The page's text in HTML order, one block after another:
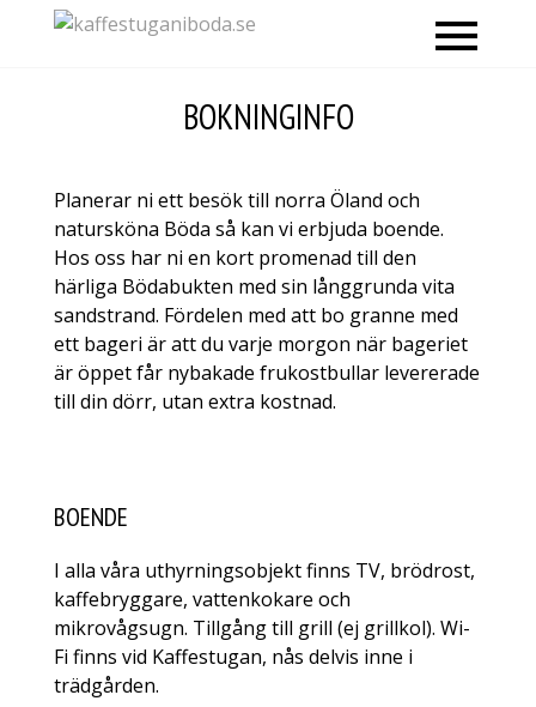
MENY
BOKNINGINFO
Planerar ni ett besök till norra Öland och
natursköna Böda så kan vi erbjuda boende.
Hos oss har ni en kort promenad till den
härliga Bödabukten med sin långgrunda vita
sandstrand. Fördelen med att bo granne med
ett bageri är att du varje morgon när bageriet
är öppet får nybakade frukostbullar levererade
till din dörr, utan extra kostnad.
BOENDE
I alla våra uthyrningsobjekt finns TV, brödrost,
kaffebryggare, vattenkokare och
mikrovågsugn. Tillgång till grill (ej grillkol). Wi-
Fi finns vid Kaffestugan, nås delvis inne i
trädgården.